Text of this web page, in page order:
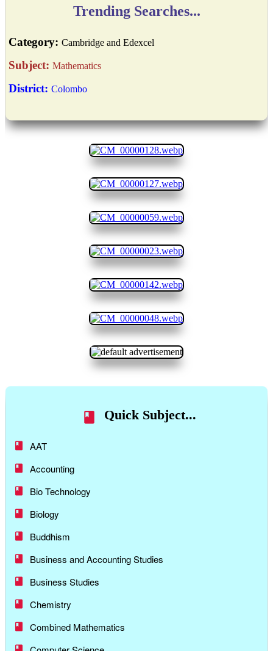
Trending Searches...
Category: Cambridge and Edexcel
Subject: Mathematics
District: Colombo
Quick Subject...
AAT
Accounting
Bio Technology
Biology
Buddhism
Business and Accounting Studies
Business Studies
Chemistry
Combined Mathematics